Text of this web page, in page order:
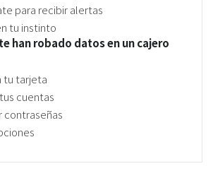
para recibir alertas
tu instinto
han robado datos en un cajero
tu tarjeta
cuentas
contraseñas